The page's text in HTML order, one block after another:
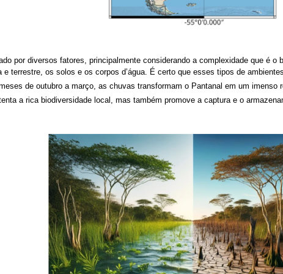
por diversos fatores, principalmente considerando a complexidade que é
terrestre, os solos e os corpos d’água. É certo que esses tipos de
de outubro a março, as chuvas transformam o Pantanal em um
a rica biodiversidade local, mas também promove a captura e o